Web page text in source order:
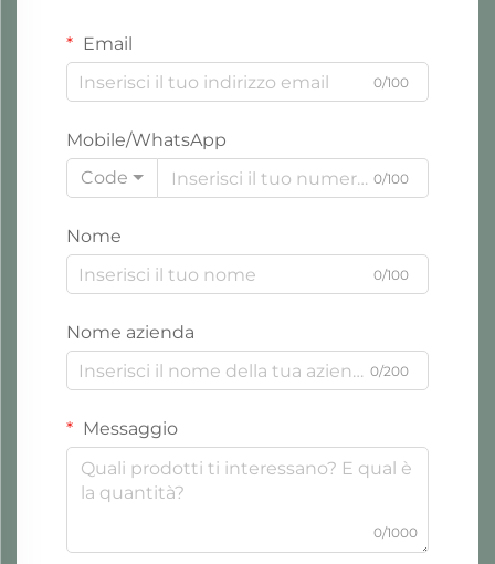
Email
0/100
Mobile/WhatsApp
Code
0/100
Nome
0/100
Nome azienda
0/200
Messaggio
0/1000